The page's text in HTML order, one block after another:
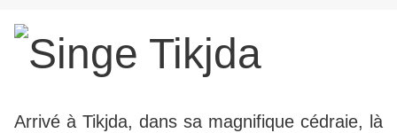
Arrivé à Tikjda, dans sa magnifique cédraie, là